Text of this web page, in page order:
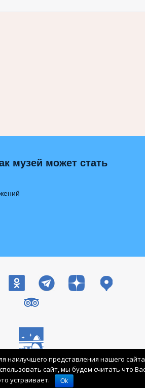
музей может стать
© 2003-2026 ГМИК им. К.Э. Циолковского
сотрудников
Карта сайта
патриотических проектов
наилучшего представления нашего
сайт, мы будем считать что
устраивает.
Ok